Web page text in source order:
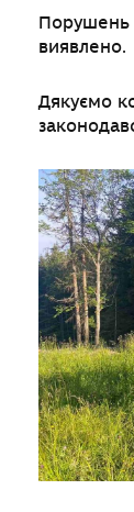
Порушень
виявлено.
Дякуємо